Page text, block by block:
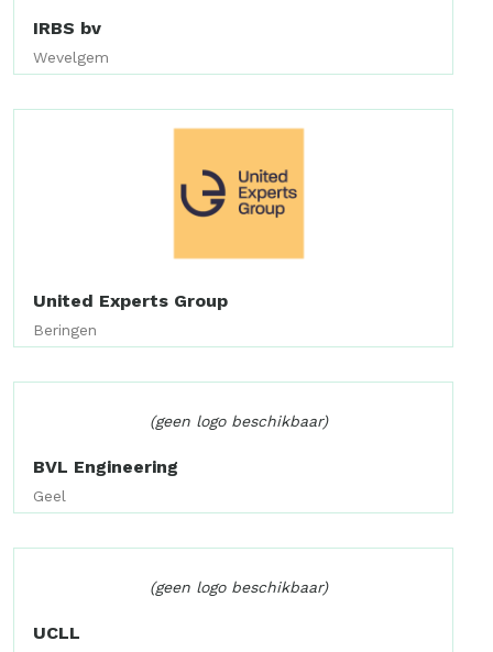
IRBS bv
Wevelgem
United Experts Group
Beringen
(geen logo beschikbaar)
BVL Engineering
Geel
(geen logo beschikbaar)
UCLL